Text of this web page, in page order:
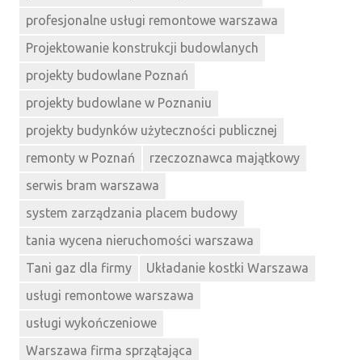
profesjonalne usługi remontowe warszawa
Projektowanie konstrukcji budowlanych
projekty budowlane Poznań
projekty budowlane w Poznaniu
projekty budynków użyteczności publicznej
remonty w Poznań
rzeczoznawca majątkowy
serwis bram warszawa
system zarządzania placem budowy
tania wycena nieruchomości warszawa
Tani gaz dla firmy
Układanie kostki Warszawa
usługi remontowe warszawa
usługi wykończeniowe
Warszawa firma sprzątająca